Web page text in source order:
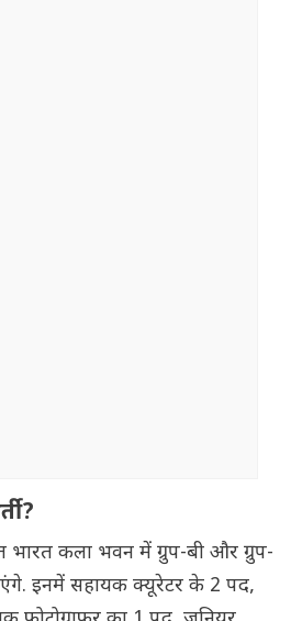
भारत कला भवन में ग्रुप-बी और ग्रुप-
इनमें सहायक क्यूरेटर के 2 पद,